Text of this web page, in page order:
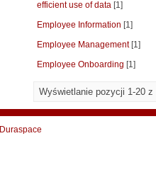
efficient use of data [1]
Employee Information [1]
Employee Management[1]
Employee Onboarding [1]
Wyświetlanie pozycji 1-20 z
Duraspace